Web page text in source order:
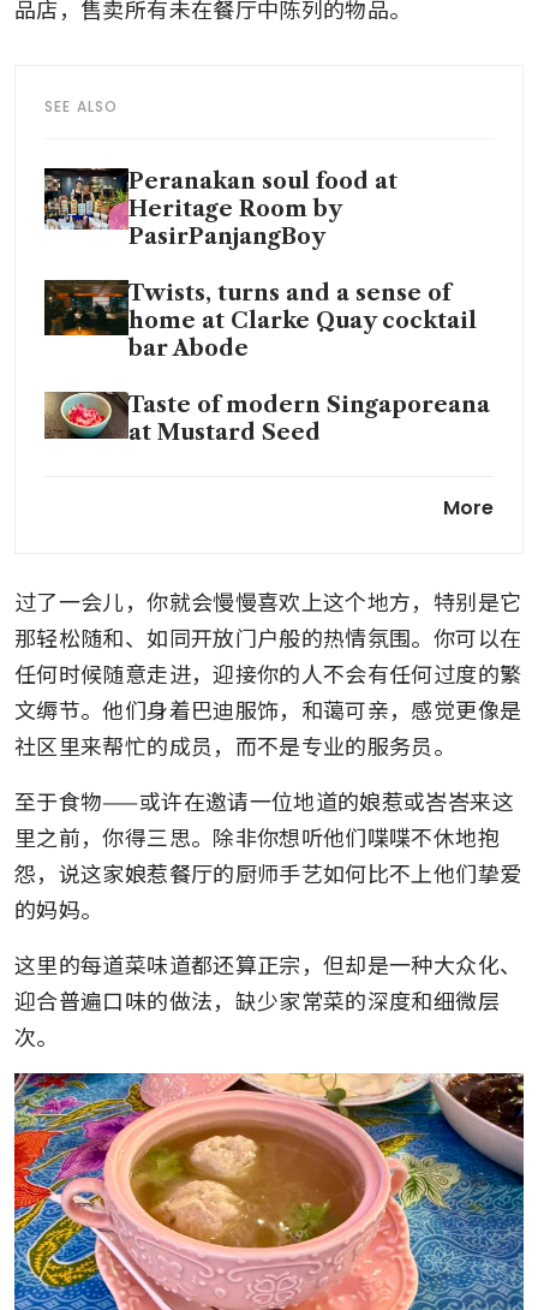
品店，售卖所有未在餐厅中陈列的物品。
SEE ALSO
Peranakan soul food at
Heritage Room by
PasirPanjangBoy
Twists, turns and a sense of
home at Clarke Quay cocktail
bar Abode
Taste of modern Singaporeana
at Mustard Seed
back to life at 1887 by AndreMore
过了一会儿，你就会慢慢喜欢上这个地方，特别是它
那轻松随和、如同开放门户般的热情氛围。你可以在
任何时候随意走进，迎接你的人不会有任何过度的繁
文缛节。他们身着巴迪服饰，和蔼可亲，感觉更像是
社区里来帮忙的成员，而不是专业的服务员。
至于食物——或许在邀请一位地道的娘惹或峇峇来这
里之前，你得三思。除非你想听他们喋喋不休地抱
怨，说这家娘惹餐厅的厨师手艺如何比不上他们挚爱
的妈妈。
这里的每道菜味道都还算正宗，但却是一种大众化、
迎合普遍口味的做法，缺少家常菜的深度和细微层
次。